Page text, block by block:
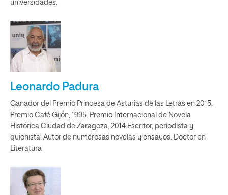
universidades.
Leonardo Padura
Ganador del Premio Princesa de Asturias de las Letras en 2015.
Premio Café Gijón, 1995. Premio Internacional de Novela
Histórica Ciudad de Zaragoza, 2014.Escritor, periodista y
guionista. Autor de numerosas novelas y ensayos. Doctor en
Literatura